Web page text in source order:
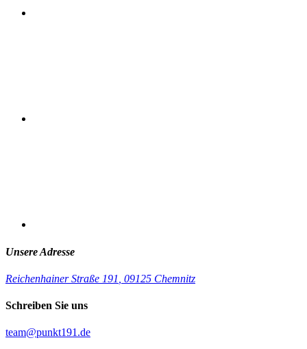
Unsere Adresse
Reichenhainer Straße 191 09125 Chemnitz
Schreiben Sie uns
team@punkt191.de